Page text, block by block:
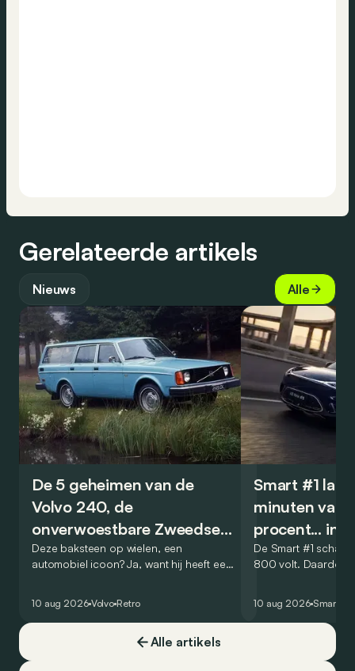
Gerelateerde artikels
Nieuws Alle
De 5 geheimen van de
Volvo 240, de
onverwoestbare Zweedse
kubus
Deze baksteen op wielen, een
automobiel icoon? Ja, want hij heeft een
onverwoestbare breaks met toch een
zeker snuifje ‘chique’. In de VS werd het
een ongelooflijk succes. Zijn carrière
10 aug 2026 Volvo Retro
Smart #1
minuten van
procent... in
De Smart #1
800 volt. Daardoor
te laden.
10 aug 2026 Smart
Alle artikels